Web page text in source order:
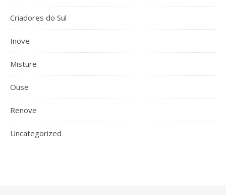
Criadores do Sul
Inove
Misture
Ouse
Renove
Uncategorized